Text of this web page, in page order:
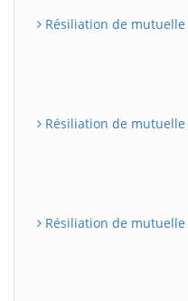
Résiliation de
Résiliation de mutuelle
Résiliation de